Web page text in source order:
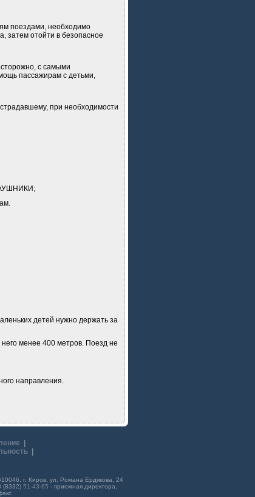
поездами, необходимо
затем отойти в безопасное
с самыми
пассажирам с детьми,
при необходимости
детей нужно держать за
менее 400 метров. Поезд не
направления.
г. Киров, ул. Романа Ердякова, 24
(8332) 51-43-65 - приемная директора,